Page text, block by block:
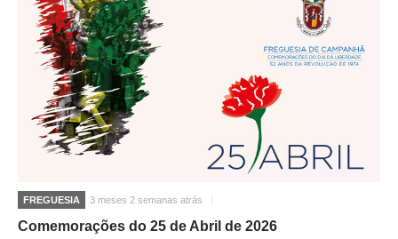
FREGUESIA 3 meses 2 semanas atrás
Comemorações do 25 de Abril de 2026